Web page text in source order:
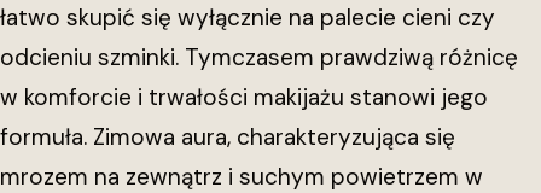
łatwo skupić się wyłącznie na palecie cieni czy
odcieniu szminki. Tymczasem prawdziwą różnicę
w komforcie i trwałości makijażu stanowi jego
formuła. Zimowa aura, charakteryzująca się
mrozem na zewnątrz i suchym powietrzem w